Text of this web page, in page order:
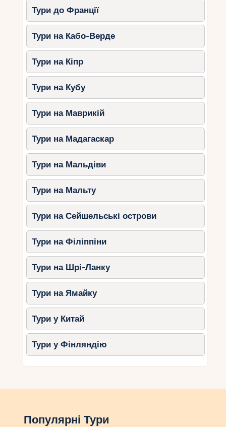
Тури до Франції
Тури на Кабо-Верде
Тури на Кіпр
Тури на Кубу
Тури на Маврикій
Тури на Мадагаскар
Тури на Мальдіви
Тури на Мальту
Тури на Сейшельські острови
Тури на Філіппіни
Тури на Шрі-Ланку
Тури на Ямайку
Тури у Китай
Тури у Фінляндію
Популярні Тури